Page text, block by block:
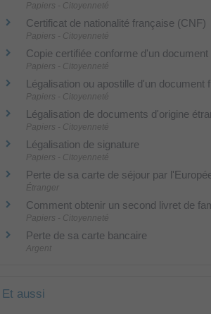
Papiers - Citoyenneté
Certificat de nationalité française (CNF)
Papiers - Citoyenneté
Copie certifiée conforme d'un
Papiers - Citoyenneté
Légalisation ou apostille d'un document
Papiers - Citoyenneté
Légalisation de documents d'origine
Papiers - Citoyenneté
Légalisation de signature
Papiers - Citoyenneté
Perte de sa carte de séjour par
Étranger
Comment obtenir un second livret de
Papiers - Citoyenneté
Perte de sa carte bancaire
Argent
Et aussi